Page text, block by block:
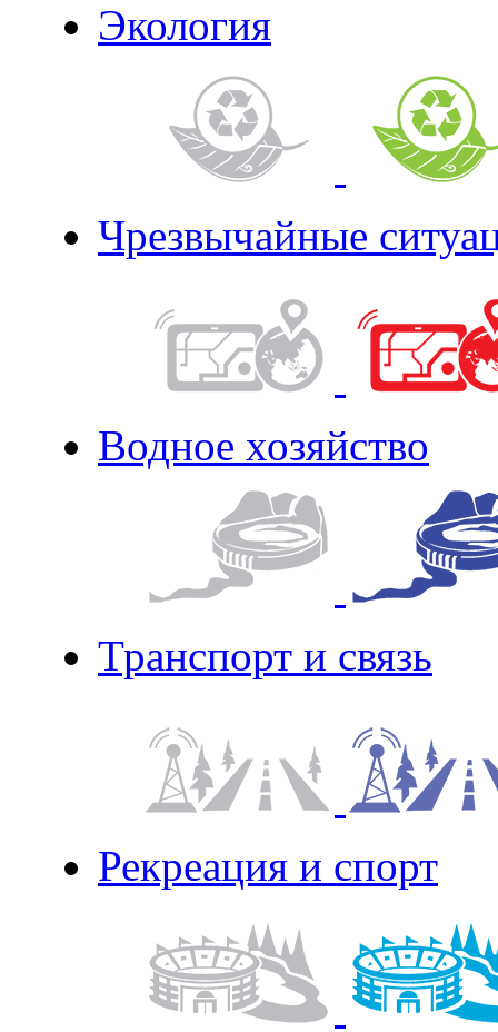
Экология
Чрезвычайные
Водное хозяйство
Транспорт и связь
Рекреация и спорт